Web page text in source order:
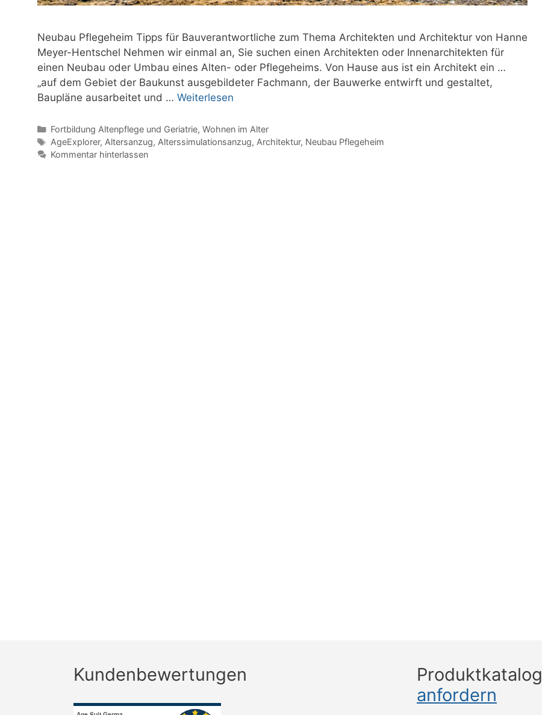
Neubau Pflegeheim Tipps für Bauverantwortliche zum Thema Architekten und Architektur von Hanne
Meyer-Hentschel Nehmen wir einmal an, Sie suchen einen Architekten oder Innenarchitekten für
einen Neubau oder Umbau eines Alten- oder Pflegeheims. Von Hause aus ist ein Architekt ein …
„auf dem Gebiet der Baukunst ausgebildeter Fachmann, der Bauwerke entwirft und gestaltet,
Baupläne ausarbeitet und … Weiterlesen
Kategorien
Fortbildung Altenpflege und Geriatrie, Wohnen im Alter
Schlagwörter
AgeExplorer, Altersanzug, Alterssimulationsanzug, Architektur, Neubau Pflegeheim
Kommentar hinterlassen
Kundenbewertungen
Produktkatalog
anfordern